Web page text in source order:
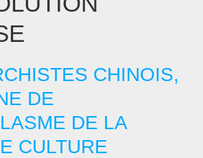
CHINOIS,
DE
DE LA
CULTURE